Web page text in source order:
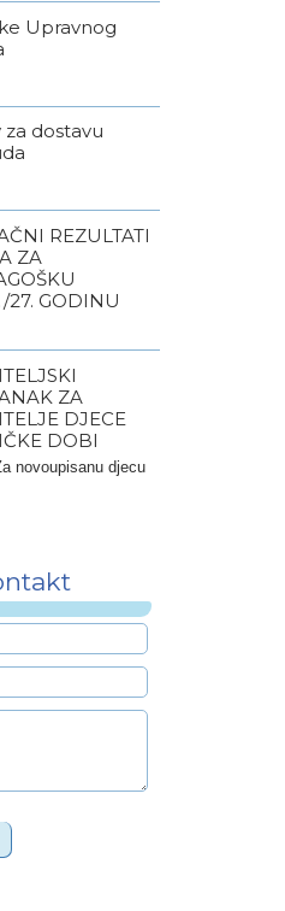
Upravnog
za dostavu
REZULTATI
ZA
27. GODINU
ZA
DJECE
DOBI
novoupisanu djecu